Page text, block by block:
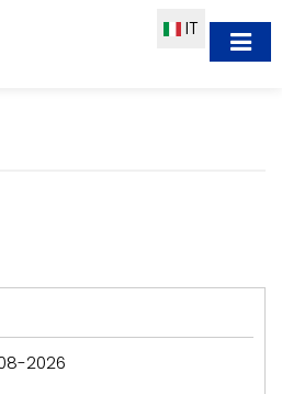
IT
2026